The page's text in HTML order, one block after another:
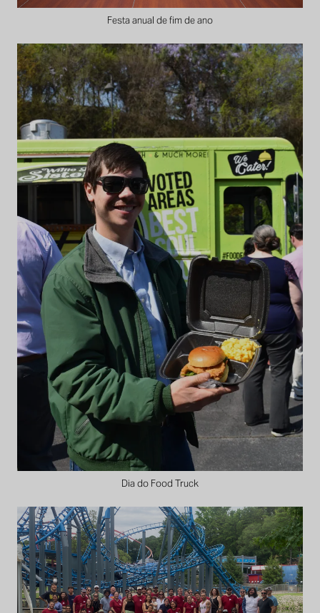
Festa anual de fim de ano
Dia do Food Truck